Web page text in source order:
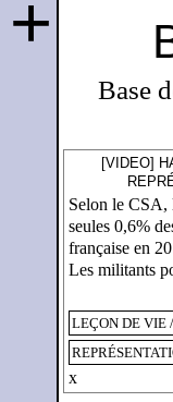
Base
+
[VIDEO]
Selon le CSA,
seules 0,6%
française en
Les militants
LEÇON DE VIE
x